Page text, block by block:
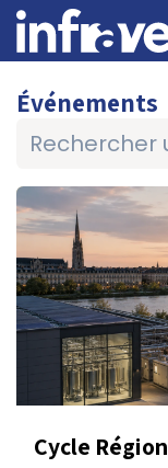
Se rendre au
Événements
Cycle